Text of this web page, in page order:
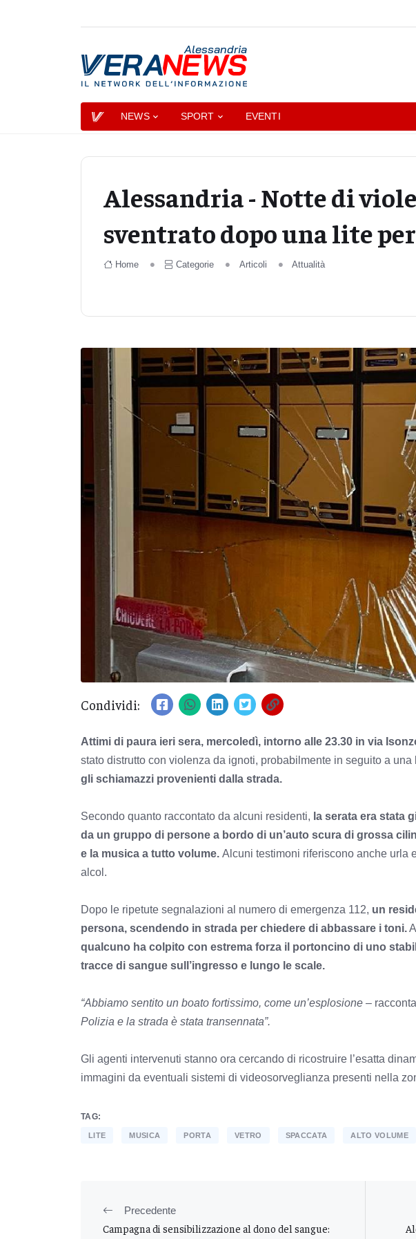
Alessandria
NEWS SPORT EVENTI
Alessandria - Notte di
sventrato dopo una lite
Home Categorie Articoli Attualità
Condividi:
Attimi di paura ieri sera, mercoledì, intorno alle 23.30 in via
stato distrutto con violenza da ignoti, probabilmente in seguito a una
gli schiamazzi provenienti dalla strada.
Secondo quanto raccontato da alcuni residenti, la serata era stata
da un gruppo di persone a bordo di un’auto scura di grossa
e la musica a tutto volume. Alcuni testimoni riferiscono anche urla
alcol.
Dopo le ripetute segnalazioni al numero di emergenza 112, un
persona, scendendo in strada per chiedere di abbassare i toni.
qualcuno ha colpito con estrema forza il portoncino di uno
tracce di sangue sull’ingresso e lungo le scale.
“Abbiamo sentito un boato fortissimo, come un’esplosione –
Polizia e la strada è stata transennata”.
Gli agenti intervenuti stanno ora cercando di ricostruire l’esatta
immagini da eventuali sistemi di videosorveglianza presenti nella
TAG:
LITE MUSICA PORTA VETRO SPACCATA ALTO VOLUME
Precedente
Campagna di sensibilizzazione al dono del sangue: